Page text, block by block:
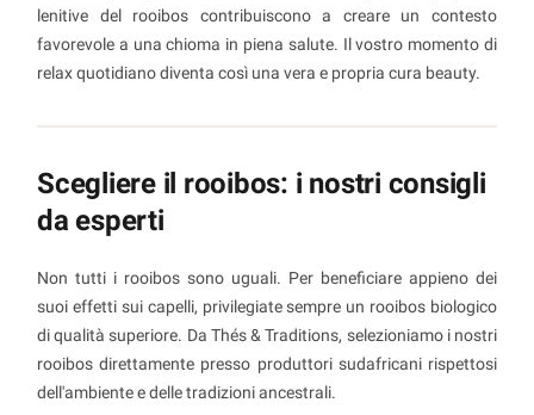
lenitive del rooibos contribuiscono a creare un contesto
favorevole a una chioma in piena salute. Il vostro momento di
relax quotidiano diventa così una vera e propria cura beauty.
Scegliere il rooibos: i nostri consigli
da esperti
Non tutti i rooibos sono uguali. Per beneficiare appieno dei
suoi effetti sui capelli, privilegiate sempre un rooibos biologico
di qualità superiore. Da Thés & Traditions, selezioniamo i nostri
rooibos direttamente presso produttori sudafricani rispettosi
dell'ambiente e delle tradizioni ancestrali.